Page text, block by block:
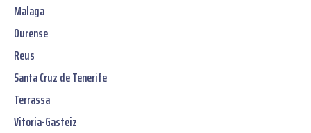
Malaga
Ourense
Reus
Santa Cruz de Tenerife
Terrassa
Vitoria-Gasteiz